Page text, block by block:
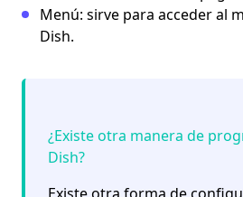
Menú: sirve para acceder al
Dish.
¿Existe otra manera de
Dish?